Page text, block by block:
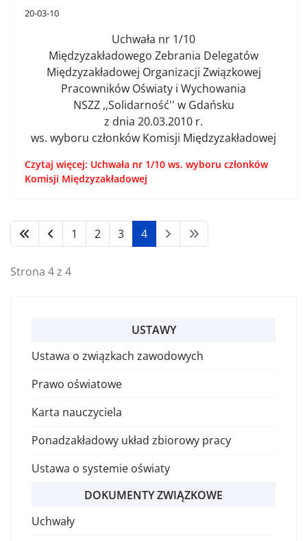
20-03-10
Uchwała nr 1/10
Międzyzakładowego Zebrania Delegatów
Międzyzakładowej Organizacji Związkowej
Pracowników Oświaty i Wychowania
NSZZ ,,Solidarność'' w Gdańsku
z dnia 20.03.2010 r.
ws. wyboru członków Komisji Międzyzakładowej
Czytaj więcej: Uchwała nr 1/10 ws. wyboru członków
Komisji Międzyzakładowej
1 2 3 4
Strona 4 z 4
USTAWY
Ustawa o związkach zawodowych
Prawo oświatowe
Karta nauczyciela
Ponadzakładowy układ zbiorowy pracy
Ustawa o systemie oświaty
DOKUMENTY ZWIĄZKOWE
Uchwały